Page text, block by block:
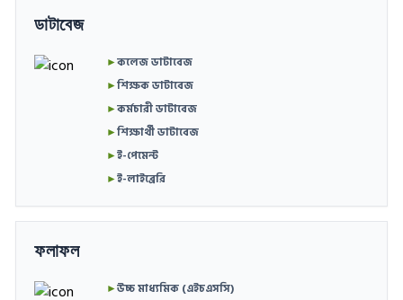
ডাটাবেজ
►কলেজ ডাটাবেজ
►শিক্ষক ডাটাবেজ
►কর্মচারী ডাটাবেজ
►শিক্ষার্থী ডাটাবেজ
►ই-পেমেন্ট
►ই-লাইব্রেরি
ফলাফল
►উচ্চ মাধ্যমিক (এইচএসসি)